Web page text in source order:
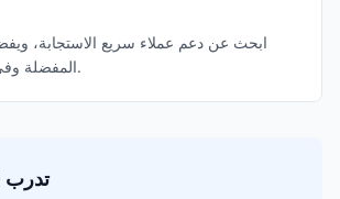
ابحث عن دعم عملاء سريع الاستجابة،
المفضلة وفي منطقتك الزمنية.
تدرب